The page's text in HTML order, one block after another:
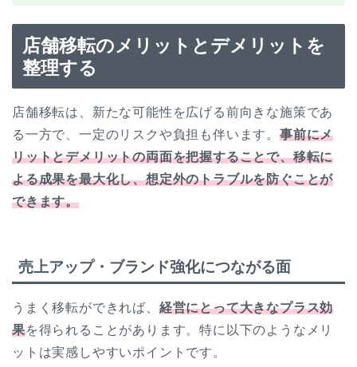
店舗移転のメリットとデメリットを
整理する
店舗移転は、新たな可能性を広げる前向きな施策であ
る一方で、一定のリスクや負担も伴います。 事前にメ
リットとデメリットの両面を把握することで、移転に
よる成果を最大化し、想定外のトラブルを防ぐことが
できます。
売上アップ・ブランド強化につながる面
うまく移転ができれば、 経営にとって大きなプラス効
果を得られることがあります。特に以下のようなメリ
ットは実感しやすいポイントです。